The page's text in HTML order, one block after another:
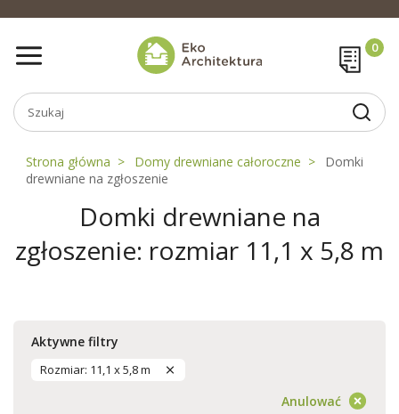
Strona główna Domy drewniane całoroczne
Domki
drewniane na zgłoszenie
Domki drewniane na
zgłoszenie: rozmiar 11,1 x 5,8 m
Aktywne filtry
Rozmiar: 11,1 x 5,8 m
Anulować